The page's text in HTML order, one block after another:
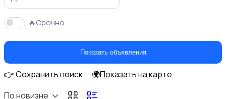
Будущим мамам
Верхняя одежда
🔥Срочно
Показать объявления
👉 Сохранить поиск
🌍Показать на карте
По новизне